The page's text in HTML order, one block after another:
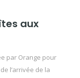
aux
par Orange pour
l’arrivée de la